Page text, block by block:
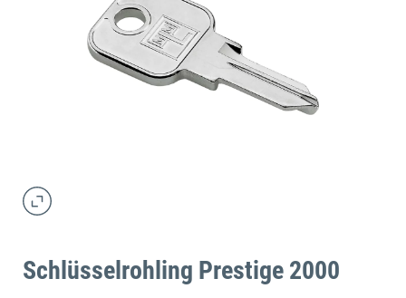
Schlüsselrohling Prestige 2000